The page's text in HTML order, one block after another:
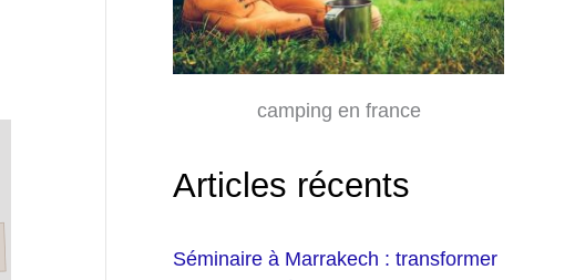
camping en france
Articles récents
Séminaire à Marrakech : transformer